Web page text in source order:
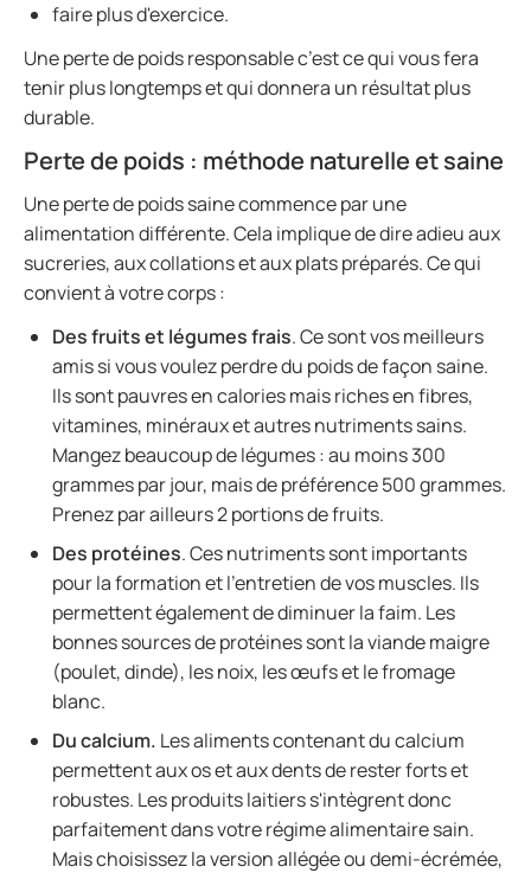
faire plus d'exercice.
Une perte de poids responsable c’est ce qui vous fera
tenir plus longtemps et qui donnera un résultat plus
durable.
Perte de poids : méthode naturelle et saine
Une perte de poids saine commence par une
alimentation différente. Cela implique de dire adieu aux
sucreries, aux collations et aux plats préparés. Ce qui
convient à votre corps :
Des fruits et légumes frais. Ce sont vos meilleurs
amis si vous voulez perdre du poids de façon saine.
Ils sont pauvres en calories mais riches en fibres,
vitamines, minéraux et autres nutriments sains.
Mangez beaucoup de légumes : au moins 300
grammes par jour, mais de préférence 500 grammes.
Prenez par ailleurs 2 portions de fruits.
Des protéines. Ces nutriments sont importants
pour la formation et l'entretien de vos muscles. Ils
permettent également de diminuer la faim. Les
bonnes sources de protéines sont la viande maigre
(poulet, dinde), les noix, les œufs et le fromage
blanc.
Du calcium. Les aliments contenant du calcium
permettent aux os et aux dents de rester forts et
robustes. Les produits laitiers s'intègrent donc
parfaitement dans votre régime alimentaire sain.
Mais choisissez la version allégée ou demi-écrémée,